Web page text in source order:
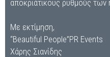
αποκριάτικους ρυθμούς των
Με εκτίμηση,
“Beautiful People”PR Events
Χάρης Σιανίδης